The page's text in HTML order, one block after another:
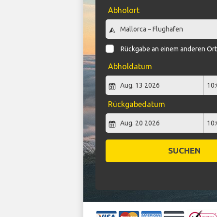
Abholort
Rückgabe an einem anderen Ort
Abholdatum
Rückgabedatum
SUCHEN